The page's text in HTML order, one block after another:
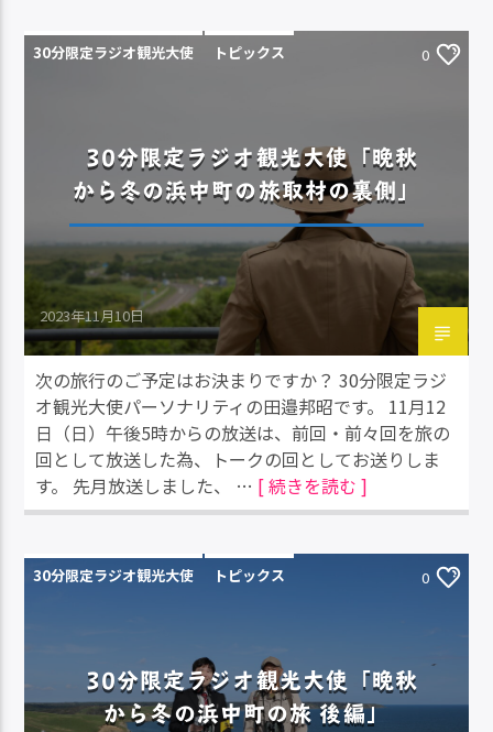
30分限定ラジオ観光大使 トピックス 0
30分限定ラジオ観光大使「晩秋
から冬の浜中町の旅取材の裏側」
2023年11月10日
次の旅行のご予定はお決まりですか？ 30分限定ラジ
オ観光大使パーソナリティの田邉邦昭です。 11月12
日（日）午後5時からの放送は、前回・前々回を旅の
回として放送した為、トークの回としてお送りしま
す。 先月放送しました、 … [ 続きを読む ]
30分限定ラジオ観光大使 トピックス 0
30分限定ラジオ観光大使「晩秋
から冬の浜中町の旅 後編」